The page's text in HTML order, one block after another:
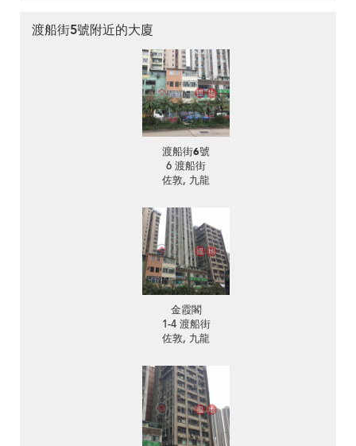
渡船街5號附近的大廈
渡船街6號
6 渡船街
佐敦, 九龍
金霞閣
1-4 渡船街
佐敦, 九龍